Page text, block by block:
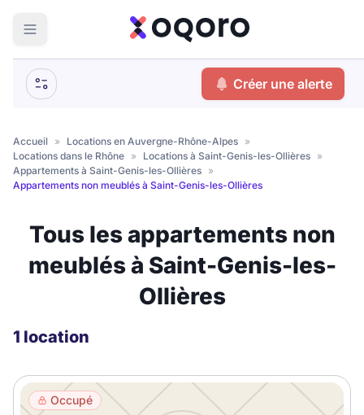
Votre
Que recherchez-vous ?
Colocation Coliving
Résidence étudiante
Meublé ?
recherche
Créer une alerte
Accueil » Locations en Auvergne-Rhône-Alpes »
Locations dans le Rhône » Locations à Saint-Genis-les-Ollières »
Appartements à Saint-Genis-les-Ollières »
Appartements non meublés à Saint-Genis-les-Ollières
Tous les appartements non
meublés à Saint-Genis-les-
Ollières
1 location
Occupé